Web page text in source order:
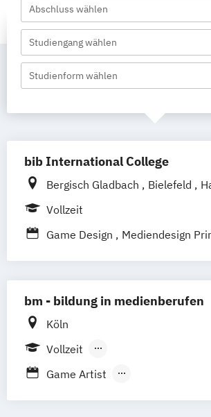
Abschluss wählen
Studiengang wählen
Studienform wählen
bib International College
Bergisch Gladbach Bielefeld
Paderborn
Vollzeit
Game Design
Mediendesign
Staatlich geprüfter
Assistent
Staatlich geprüfter Informatiker
Multimedia
bm - bildung in medienberufen
Köln
Vollzeit
Berufsbegleitender
Game Artist